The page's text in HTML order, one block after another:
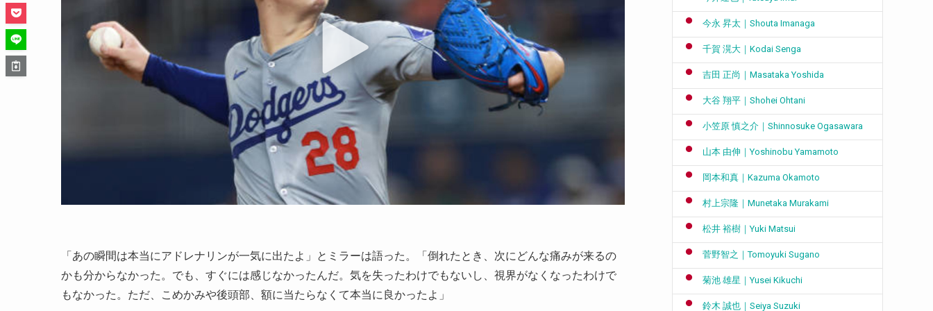
「あの瞬間は本当にアドレナリンが一気に出たよ」とミラーは語った。「倒れたとき、次にどんな痛みが来るの
かも分からなかった。でも、すぐには感じなかったんだ。気を失ったわけでもないし、視界がなくなったわけで
もなかった。ただ、こめかみや後頭部、額に当たらなくて本当に良かったよ」
今永 昇太｜Shouta Imanaga
千賀 滉大｜Kodai Senga
吉田 正尚｜Masataka Yoshida
大谷 翔平｜Shohei Ohtani
小笠原 慎之介｜Shinnosuke Ogasawara
山本 由伸｜Yoshinobu Yamamoto
岡本和真｜Kazuma Okamoto
村上宗隆｜Munetaka Murakami
松井 裕樹｜Yuki Matsui
菅野智之｜Tomoyuki Sugano
菊池 雄星｜Yusei Kikuchi
鈴木 誠也｜Seiya Suzuki